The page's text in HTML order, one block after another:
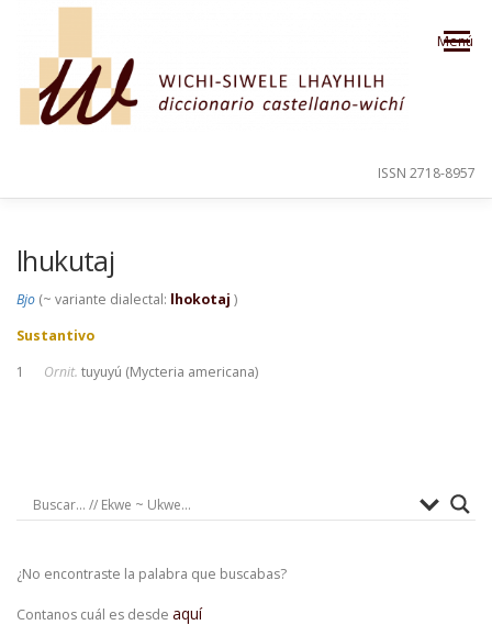
Saltar al contenido
Menú
ISSN 2718-8957
lhukutaj
Bjo (~ variante dialectal: lhokotaj )
Sustantivo
1 Ornit. tuyuyú (Mycteria americana)
¿No encontraste la palabra que buscabas?
Contanos cuál es desde aquí